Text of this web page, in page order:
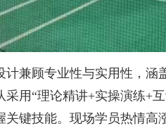
顾专业性与实用性，涵
用“理论精讲+实操演练+
键技能。现场学员热情高